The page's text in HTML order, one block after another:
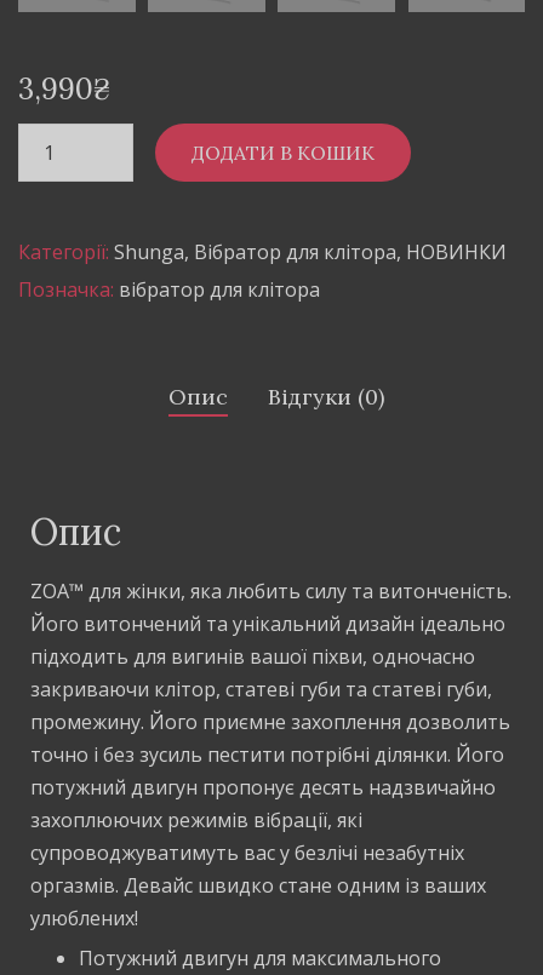
3,990₴
ДОДАТИ В КОШИК
Категорії: Shunga, Вібратор для клітора, НОВИНКИ
Позначка: вібратор для клітора
Опис Відгуки (0)
Опис
ZOA™ для жінки, яка любить силу та витонченість.
Його витончений та унікальний дизайн ідеально
підходить для вигинів вашої піхви, одночасно
закриваючи клітор, статеві губи та статеві губи,
промежину. Його приємне захоплення дозволить
точно і без зусиль пестити потрібні ділянки. Його
потужний двигун пропонує десять надзвичайно
захоплюючих режимів вібрації, які
супроводжуватимуть вас у безлічі незабутніх
оргазмів. Девайс швидко стане одним із ваших
улюблених!
Потужний двигун для максимального